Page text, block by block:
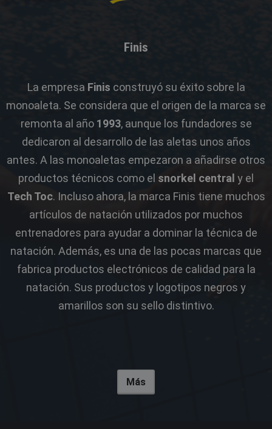
Finis
La empresa Finis construyó su éxito sobre la
monoaleta. Se considera que el origen de la marca se
remonta al año 1993, aunque los fundadores se
dedicaron al desarrollo de las aletas unos años
antes. A las monoaletas empezaron a añadirse otros
productos técnicos como el snorkel central y el
Tech Toc. Incluso ahora, la marca Finis tiene muchos
artículos de natación utilizados por muchos
entrenadores para ayudar a dominar la técnica de
natación. Además, es una de las pocas marcas que
fabrica productos electrónicos de calidad para la
natación. Sus productos y logotipos negros y
amarillos son su sello distintivo.
Más